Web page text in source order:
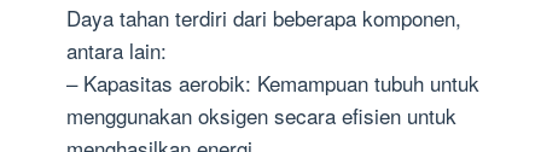
Daya tahan terdiri dari beberapa komponen,
antara lain:
– Kapasitas aerobik: Kemampuan tubuh untuk
menggunakan oksigen secara efisien untuk